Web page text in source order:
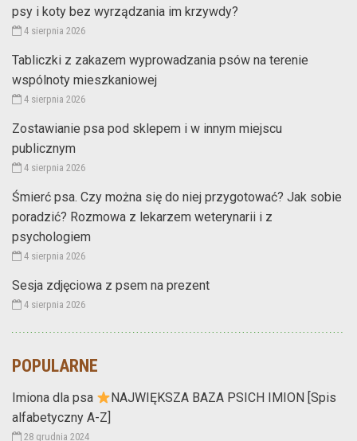
psy i koty bez wyrządzania im krzywdy?
4 sierpnia 2026
Tabliczki z zakazem wyprowadzania psów na terenie
wspólnoty mieszkaniowej
4 sierpnia 2026
Zostawianie psa pod sklepem i w innym miejscu
publicznym
4 sierpnia 2026
Śmierć psa. Czy można się do niej przygotować? Jak sobie
poradzić? Rozmowa z lekarzem weterynarii i z
psychologiem
4 sierpnia 2026
Sesja zdjęciowa z psem na prezent
4 sierpnia 2026
POPULARNE
Imiona dla psa
NAJWIĘKSZA BAZA PSICH IMION [Spis
alfabetyczny A-Z]
28 grudnia 2024